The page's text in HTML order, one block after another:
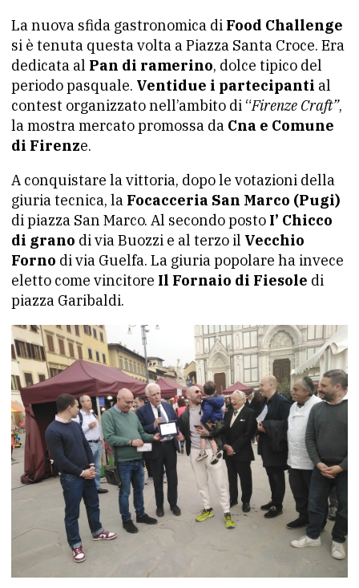
La nuova sfida gastronomica di Food Challenge
si è tenuta questa volta a Piazza Santa Croce. Era
dedicata al Pan di ramerino, dolce tipico del
periodo pasquale. Ventidue i partecipanti al
contest organizzato nell’ambito di “Firenze Craft”,
la mostra mercato promossa da Cna e Comune
di Firenze.
A conquistare la vittoria, dopo le votazioni della
giuria tecnica, la Focacceria San Marco (Pugi)
di piazza San Marco. Al secondo posto I’ Chicco
di grano di via Buozzi e al terzo il Vecchio
Forno di via Guelfa. La giuria popolare ha invece
eletto come vincitore Il Fornaio di Fiesole di
piazza Garibaldi.